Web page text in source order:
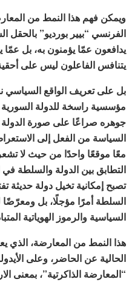
ويمكن فهم هذا النمط من
الفرنسي “بيير بورديو” بالحقل
يدافعون عمّا يؤمنون به، بل
يتنافس الفاعلون ليس على
بل على تعريف الواقع
مؤسسية راسخة للدولة السورية
جوهره صراعًا على صورة الدولة
السياسة من الفعل إلى
معًا موقعًا واحدًا من حيث لا
التطابق بين الدولة والسلطة في
تصبح إمكانية تخيل دولة حديثة
السلطة أمرًا مؤجلًا، بل ومعرّضًا
السياسية والرموز الهوياتية
هذا النمط من المعارضة، الذي
الحالية عن الحاضر، وعلى
“المعارضة الذاكرتية”، بمعنى